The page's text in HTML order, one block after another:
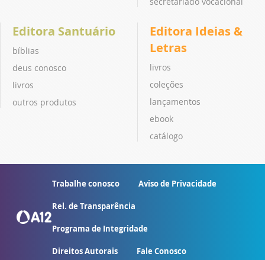
Editora Santuário
bíblias
deus conosco
livros
outros produtos
Editora Ideias &
Letras
livros
coleções
lançamentos
ebook
catálogo
Trabalhe conosco Aviso de Privacidade
Rel. de Transparência
Programa de Integridade
Direitos Autorais Fale Conosco